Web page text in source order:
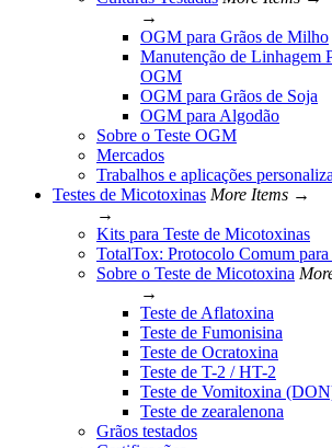
→
OGM para Grãos de Milho
Manutenção de Linhagem
OGM
OGM para Grãos de Soja
OGM para Algodão
Sobre o Teste OGM
Mercados
Trabalhos e aplicações
Testes de Micotoxinas More Items →
→
Kits para Teste de Micotoxinas
TotalTox: Protocolo Comum
Sobre o Teste de Micotoxina
→
Teste de Aflatoxina
Teste de Fumonisina
Teste de Ocratoxina
Teste de T-2 / HT-2
Teste de Vomitoxina
Teste de zearalenona
Grãos testados